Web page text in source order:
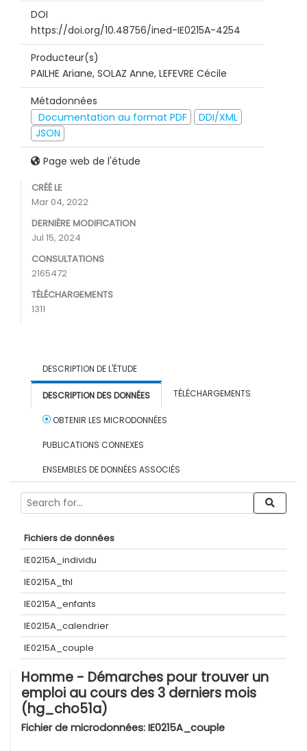
DOI
https://doi.org/10.48756/ined-IE0215A-4254
Producteur(s)
PAILHE Ariane, SOLAZ Anne, LEFEVRE Cécile
Métadonnées
Documentation au format PDF
DDI/XML
JSON
Page web de l'étude
CRÉÉ LE
Mar 04, 2022
DERNIÈRE MODIFICATION
Jul 15, 2024
CONSULTATIONS
2165472
TÉLÉCHARGEMENTS
1311
DESCRIPTION DE L'ÉTUDE
DESCRIPTION DES DONNÉES TÉLÉCHARGEMENTS
OBTENIR LES MICRODONNÉES
PUBLICATIONS CONNEXES
ENSEMBLES DE DONNÉES ASSOCIÉS
Fichiers de données
IE0215A_individu
IE0215A_thl
IE0215A_enfants
IE0215A_calendrier
IE0215A_couple
Homme - Démarches pour trouver un
emploi au cours des 3 derniers mois
(hg_cho51a)
Fichier de microdonnées: IE0215A_couple